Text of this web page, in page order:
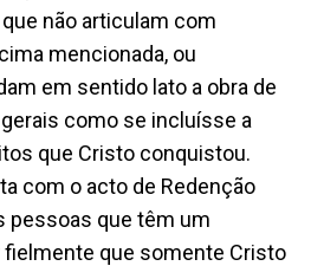
não articulam com
mencionada, ou
em sentido lato a obra de
como se incluísse a
que Cristo conquistou.
com o acto de Redenção
pessoas que têm um
que somente Cristo